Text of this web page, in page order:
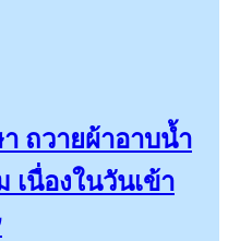
ถวายผ้าอาบน้ำ
เนื่องในวันเข้า